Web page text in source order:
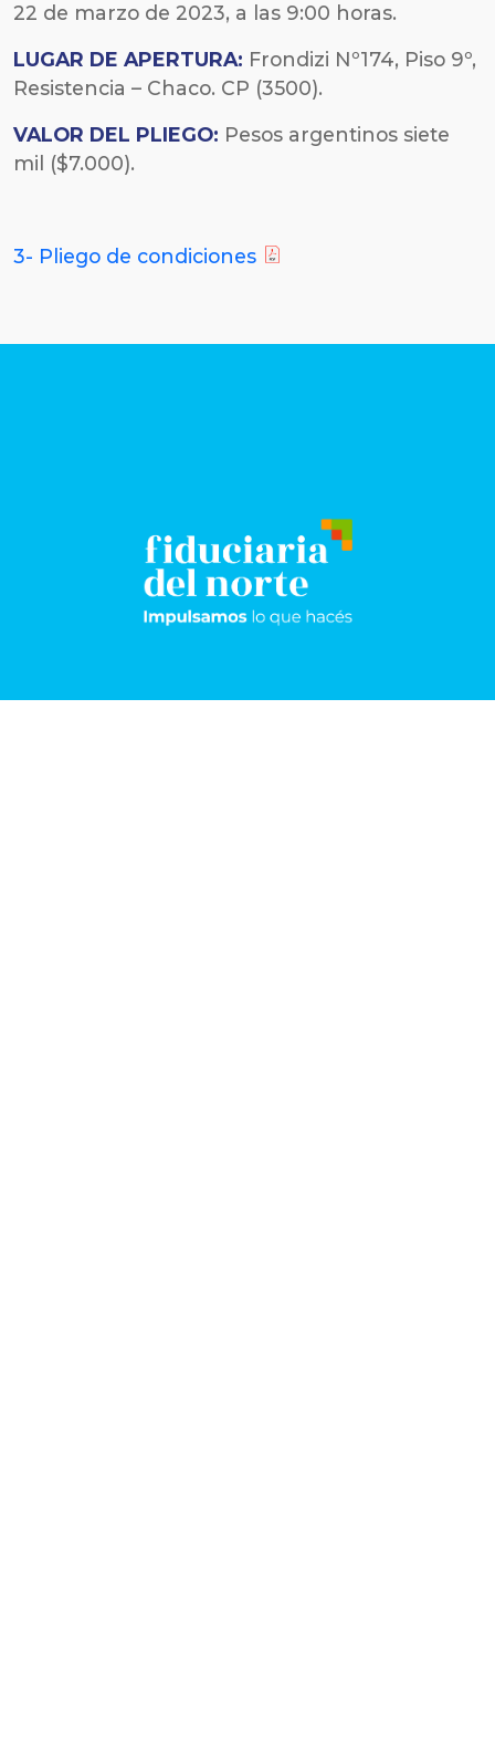
22 de marzo de 2023, a las 9:00 horas.
LUGAR DE APERTURA: Frondizi Nº174, Piso 9º,
Resistencia – Chaco. CP (3500).
VALOR DEL PLIEGO: Pesos argentinos siete
mil ($7.000).
3- Pliego de condiciones